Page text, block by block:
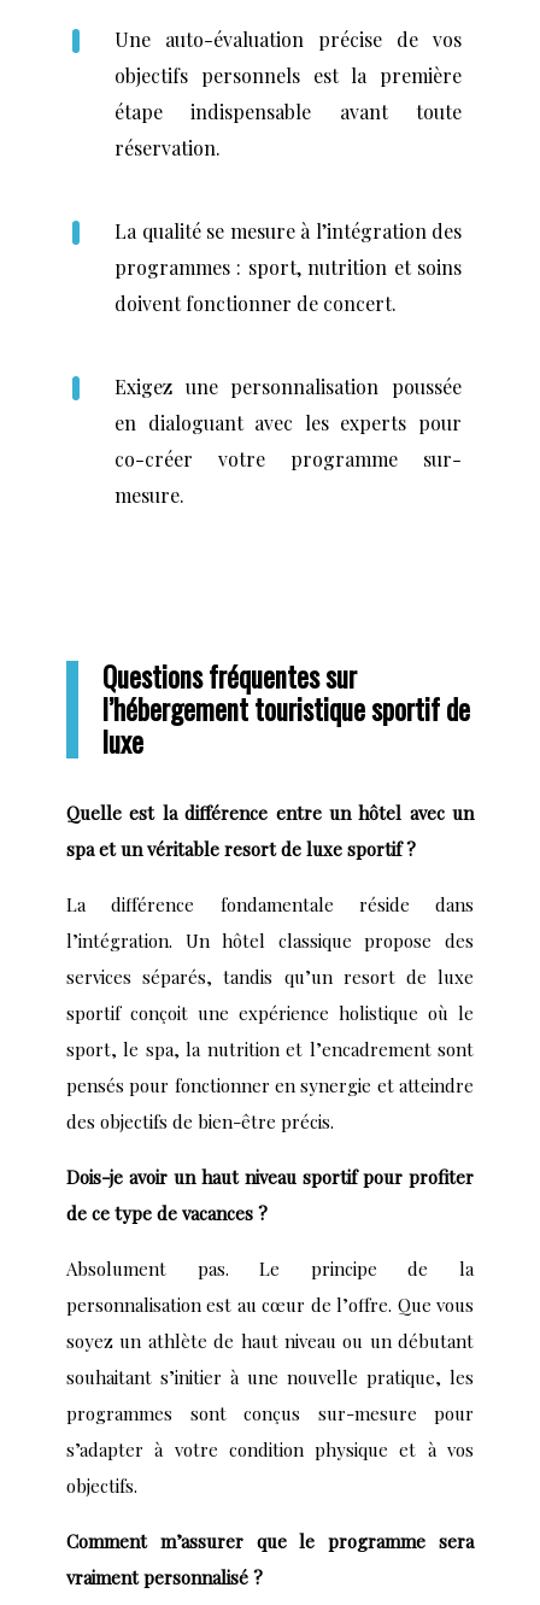
Une auto-évaluation précise de vos
objectifs personnels est la première
étape indispensable avant toute
réservation.
La qualité se mesure à l’intégration des
programmes : sport, nutrition et soins
doivent fonctionner de concert.
Exigez une personnalisation poussée
en dialoguant avec les experts pour
co-créer votre programme sur-
mesure.
Questions fréquentes sur
l’hébergement touristique sportif de
luxe
Quelle est la différence entre un hôtel avec un
spa et un véritable resort de luxe sportif ?
La différence fondamentale réside dans
l’intégration. Un hôtel classique propose des
services séparés, tandis qu’un resort de luxe
sportif conçoit une expérience holistique où le
sport, le spa, la nutrition et l’encadrement sont
pensés pour fonctionner en synergie et atteindre
des objectifs de bien-être précis.
Dois-je avoir un haut niveau sportif pour profiter
de ce type de vacances ?
Absolument pas. Le principe de la
personnalisation est au cœur de l’offre. Que vous
soyez un athlète de haut niveau ou un débutant
souhaitant s’initier à une nouvelle pratique, les
programmes sont conçus sur-mesure pour
s’adapter à votre condition physique et à vos
objectifs.
Comment m’assurer que le programme sera
vraiment personnalisé ?